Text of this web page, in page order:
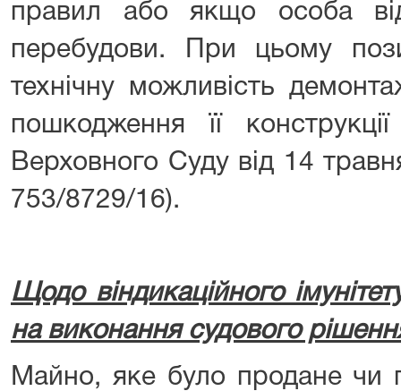
правил або якщо особа
перебудови. При цьому
технічну можливість
пошкодження її
Верховного Суду від 14
753/8729/16).
Щодо віндикаційного
на виконання судового
Майно, яке було продане чи